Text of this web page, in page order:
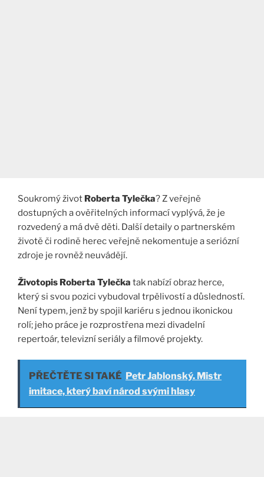
Soukromý život Roberta Tylečka? Z veřejně
dostupných a ověřitelných informací vyplývá, že je
rozvedený a má dvě děti. Další detaily o partnerském
životě či rodině herec veřejně nekomentuje a seriózní
zdroje je rovněž neuvádějí.
Životopis Roberta Tylečka tak nabízí obraz herce,
který si svou pozici vybudoval trpělivostí a důsledností.
Není typem, jenž by spojil kariéru s jednou ikonickou
rolí; jeho práce je rozprostřena mezi divadelní
repertoár, televizní seriály a filmové projekty.
PŘEČTĚTE SI TAKÉ Petr Jablonský. Mistr
imitace, který baví národ svými hlasy